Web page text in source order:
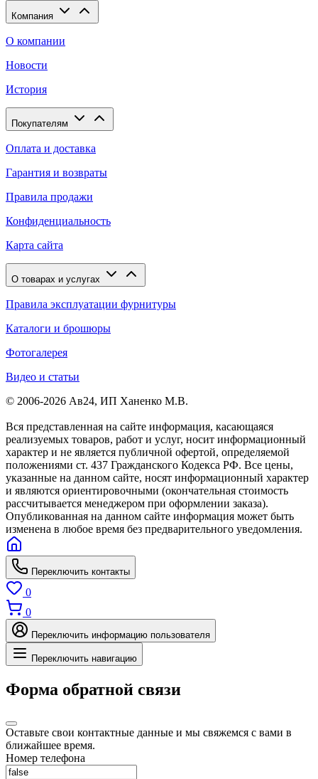
Компания
О компании
Новости
История
Покупателям
Оплата и доставка
Гарантия и возвраты
Правила продажи
Конфиденциальность
Карта сайта
О товарах и услугах
Правила эксплуатации фурнитуры
Каталоги и брошюры
Фотогалерея
Видео и статьи
© 2006-2026 Ав24, ИП Ханенко М.В.
Вся представленная на сайте информация, касающаяся
реализуемых товаров, работ и услуг, носит информационный
характер и не является публичной офертой, определяемой
положениями ст. 437 Гражданского Кодекса РФ. Все цены,
указанные на данном сайте, носят информационный характер
и являются ориентировочными (окончательная стоимость
рассчитывается менеджером при оформлении заказа).
Опубликованная на данном сайте информация может быть
изменена в любое время без предварительного уведомления.
Переключить контакты
0
0
Переключить информацию пользователя
Переключить навигацию
Форма обратной связи
Оставьте свои контактные данные и мы свяжемся с вами в
ближайшее время.
Номер телефона